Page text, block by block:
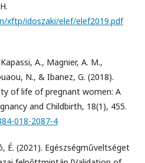
xftp/idoszaki/elef/elef2019.pdf
A., Magnier, A. M.,
N., & Ibanez, G. (2018).
of life of pregnant women: A
and Childbirth, 18(1), 455.
018-2087-4
É. (2021). Egészségműveltséget